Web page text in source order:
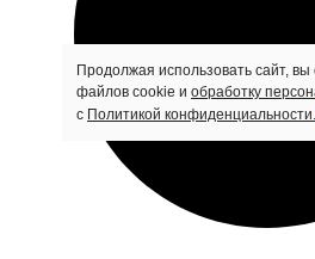
Продолжая использовать сайт,
файлов cookie и обработку
с Политикой конфиденциальности.